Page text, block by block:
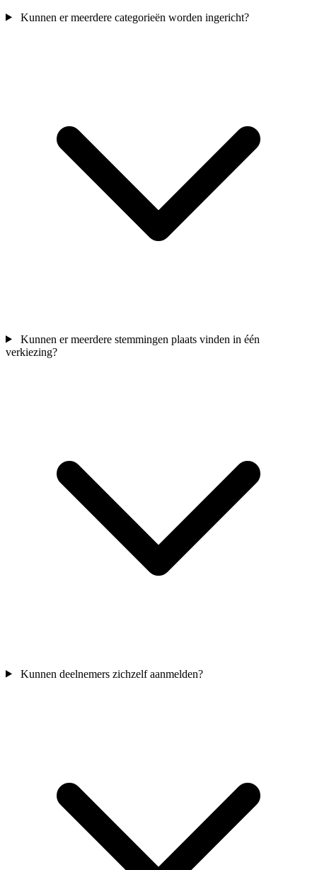
Kunnen er meerdere categorieën worden ingericht?
Kunnen er meerdere stemmingen plaats vinden in één
verkiezing?
Kunnen deelnemers zichzelf aanmelden?